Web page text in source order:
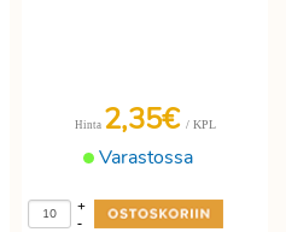
Varastossa
Hinta 2,35€ / KPL
-
+